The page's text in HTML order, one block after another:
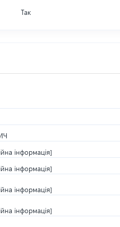
Так
інформація]
інформація]
інформація]
інформація]